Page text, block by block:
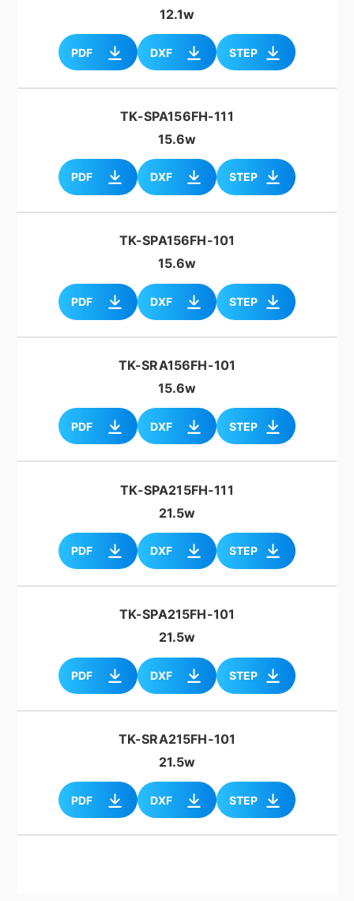
12.1w
PDF DXF STEP
TK-SPA156FH-111
15.6w
PDF DXF STEP
TK-SPA156FH-101
15.6w
PDF DXF STEP
TK-SRA156FH-101
15.6w
PDF DXF STEP
TK-SPA215FH-111
21.5w
PDF DXF STEP
TK-SPA215FH-101
21.5w
PDF DXF STEP
TK-SRA215FH-101
21.5w
PDF DXF STEP